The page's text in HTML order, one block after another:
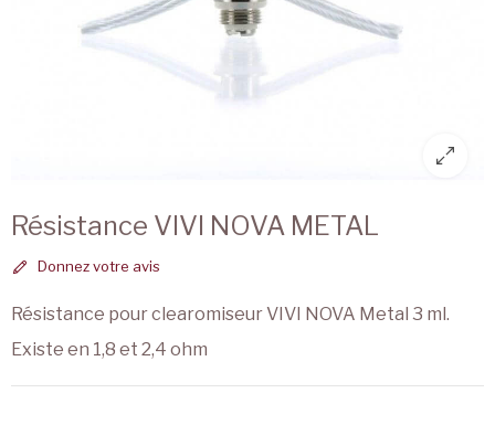
Résistance VIVI NOVA METAL
Donnez votre avis
Résistance pour clearomiseur VIVI NOVA Metal 3 ml.
Existe en 1,8 et 2,4 ohm